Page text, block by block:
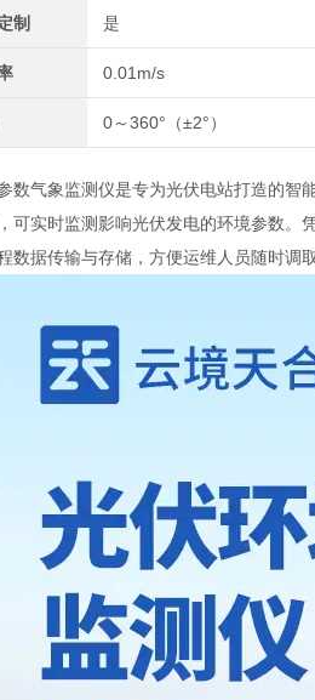
制 是
0.01m/s
0～360°（±2°）
数气象监测仪是专为光伏电站打造的智
可实时监测影响光伏发电的环境参数。
数据传输与存储，方便运维人员随时调